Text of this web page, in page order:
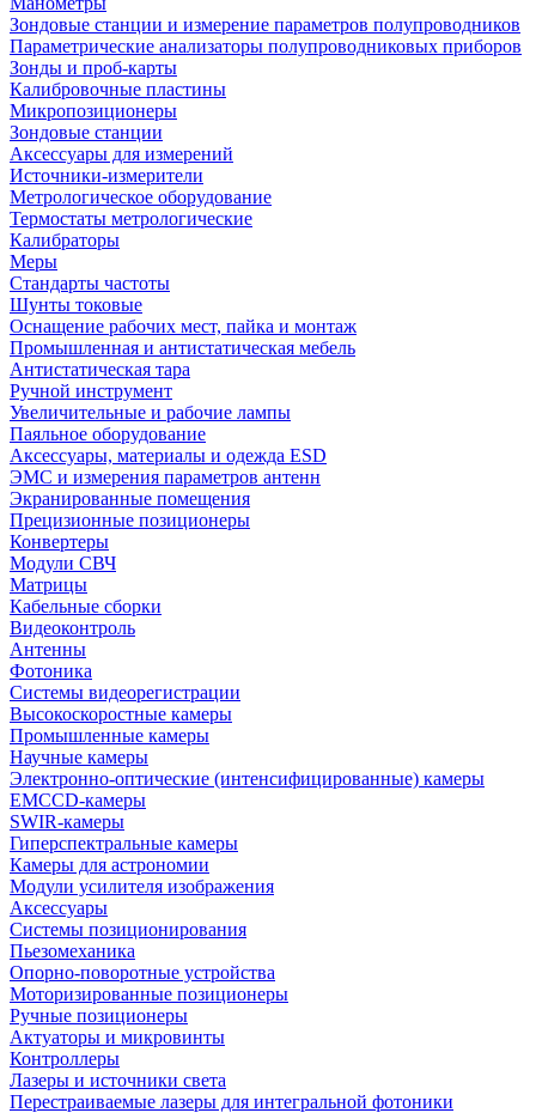
Зондовые станции и измерение параметров полупроводников
Параметрические анализаторы полупроводниковых приборов
Зонды и проб-карты
Калибровочные пластины
Микропозиционеры
Зондовые станции
Аксессуары для измерений
Источники-измерители
Метрологическое оборудование
Термостаты метрологические
Калибраторы
Меры
Стандарты частоты
Шунты токовые
Оснащение рабочих мест, пайка и монтаж
Промышленная и антистатическая мебель
Антистатическая тара
Ручной инструмент
Увеличительные и рабочие лампы
Паяльное оборудование
Аксессуары, материалы и одежда ESD
ЭМС и измерения параметров антенн
Экранированные помещения
Прецизионные позиционеры
Конвертеры
Модули СВЧ
Матрицы
Кабельные сборки
Видеоконтроль
Антенны
Фотоника
Cистемы видеорегистрации
Высокоскоростные камеры
Промышленные камеры
Научные камеры
Электронно-оптические (интенсифицированные) камеры
EMCCD-камеры
SWIR-камеры
Гиперспектральные камеры
Камеры для астрономии
Модули усилителя изображения
Аксессуары
Системы позиционирования
Пьезомеханика
Опорно-поворотные устройства
Моторизированные позиционеры
Ручные позиционеры
Актуаторы и микровинты
Контроллеры
Лазеры и источники света
Перестраиваемые лазеры для интегральной фотоники